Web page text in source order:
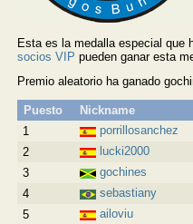
Esta es la medalla especial que
socios VIP pueden ganar esta
Premio aleatorio ha ganado
Puesto
Nickname
1
porrillosanchez
2
lucki2000
3
gochines
4
sebastiany
5
ailoviu